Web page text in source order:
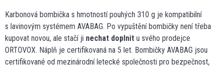
Karbonová bombička s hmotností pouhých 310 g je kompatibilní
s lavinovým systémem AVABAG. Po vypuštění bombičky není třeba
kupovat novou, ale stačí ji nechat doplnit u svého prodejce
ORTOVOX. Náplň je certifikovaná na 5 let. Bombičky AVABAG jsou
certifikované od mezinárodní letecké společnosti pro bezpečnost,